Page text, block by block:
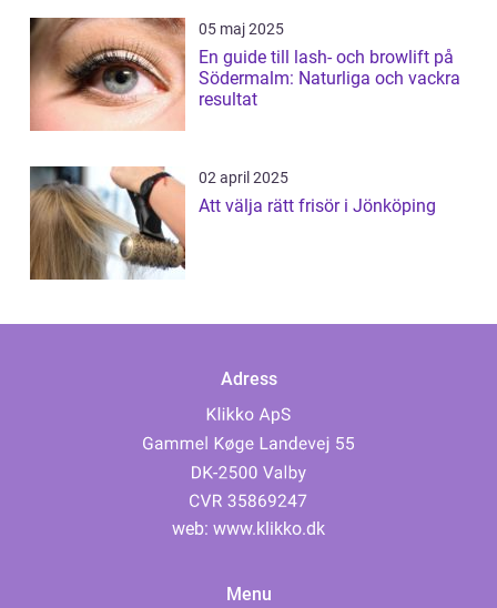
05 maj 2025
En guide till lash- och browlift på
Södermalm: Naturliga och vackra
resultat
02 april 2025
Att välja rätt frisör i Jönköping
Adress
web: www.klikko.dk
Menu